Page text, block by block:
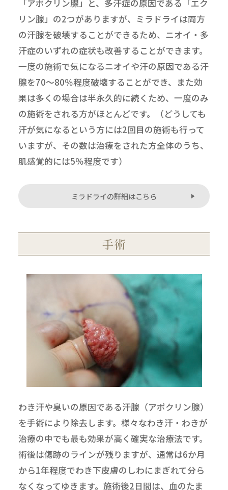
「アポクリン腺」と、多汗症の原因である「エク
リン腺」の2つがありますが、ミラドライは両方
の汗腺を破壊することができるため、ニオイ・多
汗症のいずれの症状も改善することができます。
一度の施術で気になるニオイや汗の原因である汗
腺を70～80％程度破壊することができ、また効
果は多くの場合は半永久的に続くため、一度のみ
の施術をされる方がほとんどです。（どうしても
汗が気になるという方には2回目の施術も行って
いますが、その数は治療をされた方全体のうち、
肌感覚的には5％程度です）
ミラドライの詳細はこちら
手術
わき汗や臭いの原因である汗腺（アポクリン腺）
を手術により除去します。様々なわき汗・わきが
治療の中でも最も効果が高く確実な治療法です。
術後は傷跡のラインが残りますが、通常は6か月
から1年程度でわき下皮膚のしわにまぎれて分ら
なくなってゆきます。施術後2日間は、血のたま